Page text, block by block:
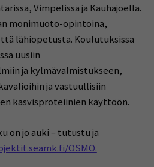
Vimpelissä ja Kauhajoella.
monimuoto-opintoina,
lähiopetusta. Koulutuksissa
uusiin
ja kylmävalmistukseen,
ja vastuullisiin
kasvisproteiinien käyttöön.
on jo auki – tutustu ja
OSMO.